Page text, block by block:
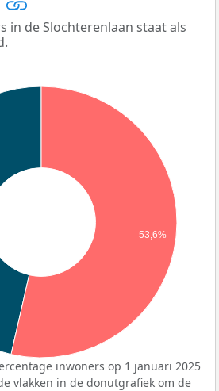
in de Slochterenlaan staat als
53,6%
inwoners op 1 januari 2025
vlakken in de donutgrafiek om de